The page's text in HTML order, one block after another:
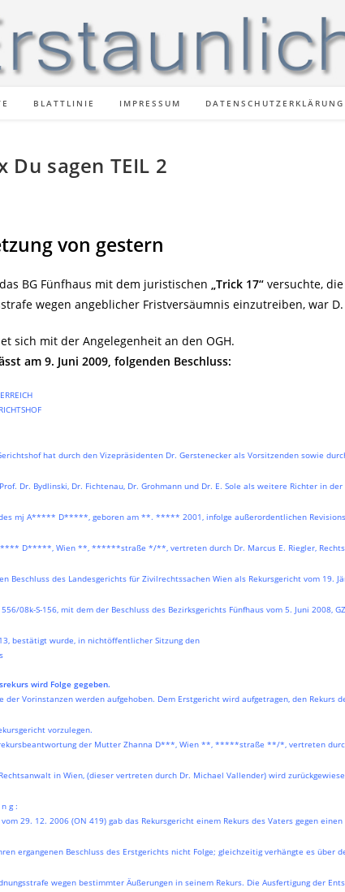
BLATTLINIE IMPRESSUM DATENSCHUTZERKLÄRUNG
Du sagen TEIL 2
von gestern
BG Fünfhaus mit dem juristischen „Trick 17“ versuchte,
wegen angeblicher Fristversäumnis einzutreiben, war
sich mit der Angelegenheit an den OGH.
am 9. Juni 2009, folgenden Beschluss:
hat durch den Vizepräsidenten Dr. Gerstenecker als Vorsitzenden sowie
Dr. Bydlinski, Dr. Fichtenau, Dr. Grohmann und Dr. E. Sole als weitere Richter in der
mj A***** D*****, geboren am **. ***** 2001, infolge außerordentlichen
D*****, Wien **, ******straße */**, vertreten durch Dr. Marcus E. Riegler,
Beschluss des Landesgerichts für Zivilrechtssachen Wien als Rekursgericht vom 19.
556/08k-S-156, mit dem der Beschluss des Bezirksgerichts Fünfhaus vom 5. Juni 2008,
bestätigt wurde, in nichtöffentlicher Sitzung den
wird Folge gegeben.
der Vorinstanzen werden aufgehoben. Dem Erstgericht wird aufgetragen, den Rekurs
vorzulegen.
der Mutter Zhanna D***, Wien **, *****straße **/*, vertreten
in Wien, (dieser vertreten durch Dr. Michael Vallender) wird
g :
29. 12. 2006 (ON 419) gab das Rekursgericht einem Rekurs des Vaters gegen
ergangenen Beschluss des Erstgerichts nicht Folge; gleichzeitig verhängte es über
wegen bestimmter Äußerungen in seinem Rekurs. Die Ausfertigung der